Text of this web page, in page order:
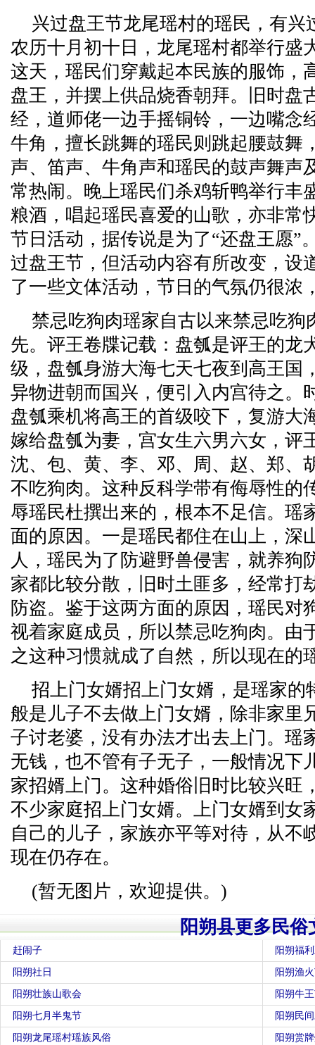
兴过盘王节龙尾瑶村的瑶民，有兴
农历十月初十日，龙尾瑶村都举行盛
这天，瑶民们穿戴起本民族的服饰，
盘王，并摆上供品烧香朝拜。旧时盘
经，道师佬一边手摇铜铃，一边嘴念
牛角，擅长跳舞的瑶民则跳起腰鼓舞
声、笛声、牛角声和瑶民的鼓声舞声
常热闹。晚上瑶民们杀鸡斩鸭举行丰
粮酒，唱起瑶民喜爱的山歌，亦非常
节日活动，据传说是为了“还盘王愿”
过盘王节，但活动内容有所改变，设
了一些文体活动，节日的气氛仍很浓
禁忌吃狗肉瑶家自古以来禁忌吃狗
先。评王卷牒记载：盘瓠是评王的龙
级，盘瓠身游大海七天七夜到高王国
异物进朝而国兴，便引入内宫待之。
盘瓠乘机将高王的首级咬下，复游大
嫁给盘瓠为妻，宫女生六男六女，评
沈、包、黄、李、邓、周、赵、郑、
不吃狗肉。这种反科学带有侮辱性的
辱瑶民杜撰出来的，根本不足信。瑶
面的原因。一是瑶民都住在山上，深
人，瑶民为了防避野兽侵害，就养狗
家都比较分散，旧时土匪多，经常打
防盗。鉴于这两方面的原因，瑶民对
视着家庭成员，所以禁忌吃狗肉。由
之这种习惯就成了自然，所以现在的
招上门女婿招上门女婿，是瑶家的
般是儿子不去做上门女婿，除非家里
子讨老婆，没有办法才出去上门。瑶
无钱，也不管有子无子，一般情况下
家招婿上门。这种婚俗旧时比较兴旺
不少家庭招上门女婿。上门女婿到女
自己的儿子，家族亦平等对待，从不
现在仍存在。
(暂无图片，欢迎提供。)
阳朔县更多民俗
赶闹子 阳朔福
阳朔社日 阳朔渔
阳朔壮族山歌会 阳朔牛
阳朔七月半鬼节 阳朔民
阳朔龙尾瑶村瑶族风俗 阳朔赏